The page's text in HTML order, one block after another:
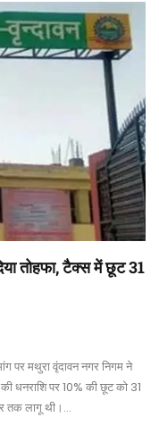
तोहफा, टैक्स में छूट 31
पर मथुरा वृंदावन नगर निगम ने
धनराशि पर 10% की छूट को 31
तक लागू थी।…